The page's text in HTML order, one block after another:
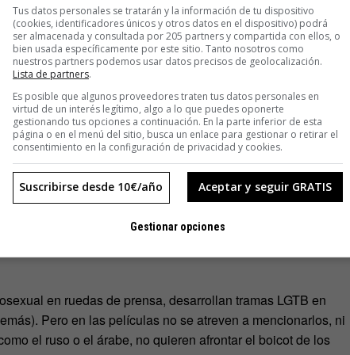
las superproducciones de Hollywood. ¿Recuerdas los
secundario de la nueva versión deLa Bella y la Bestia,
un comentario velado y un baile coral en el que dos
un gag, dura apenas unos segundos, pero se convirtió en
Después de amenazas de boicot, países como
toda referencia homosexual, proyectaron las películas
que censurar.
la película anunciaron que incluirían a un
que en la película no se dice de ninguna forma que
referencia en los cómics.
en ruedas de prensa, desarrollan tramas LGTB en
Pero en las películas no se atreven a mencionarlos, ni
el ruso o el árabe, no quieren afrontar el boicot de los
Tus datos personales se tratarán y la información de tu dispositivo
(cookies, identificadores únicos y otros datos en el dispositivo) podrá
ser almacenada y consultada por 205 partners y compartida con ellos, o
bien usada específicamente por este sitio. Tanto nosotros como
nuestros partners podemos usar datos precisos de geolocalización.
Lista de partners.
Es posible que algunos proveedores traten tus datos personales en
virtud de un interés legítimo, algo a lo que puedes oponerte
gestionando tus opciones a continuación. En la parte inferior de esta
página o en el menú del sitio, busca un enlace para gestionar o retirar el
consentimiento en la configuración de privacidad y cookies.
Aceptar y seguir GRATIS
Suscribirse desde 10€/año
Gestionar opciones